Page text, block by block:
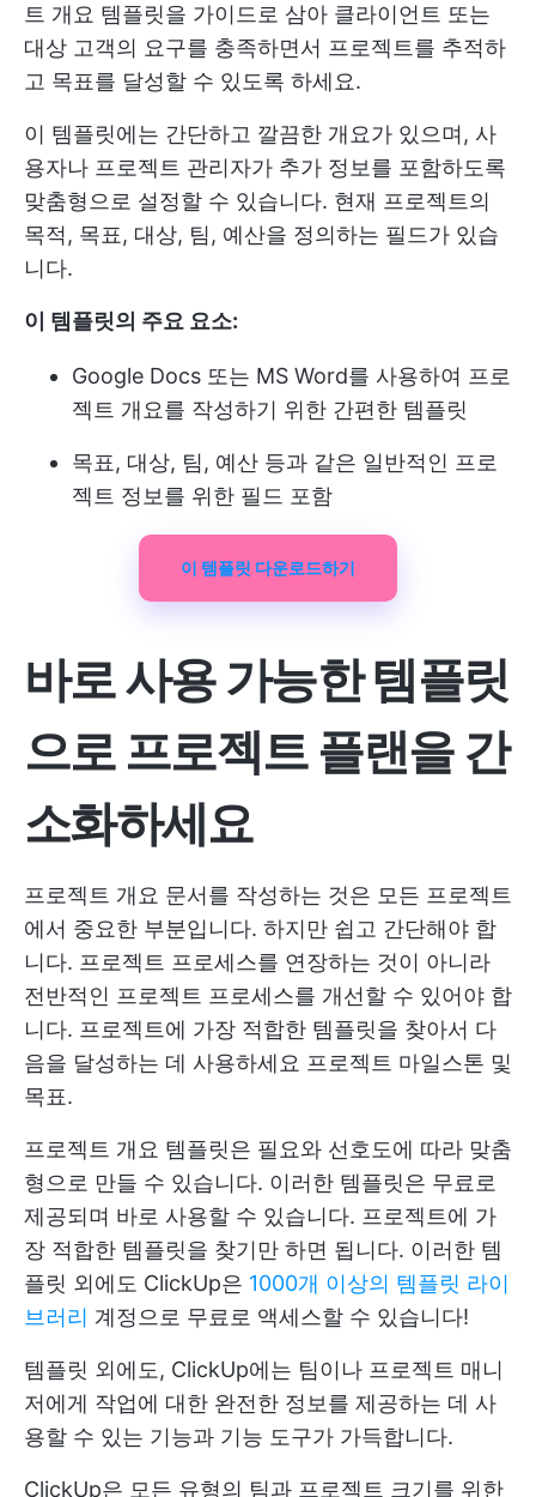
트 개요 템플릿을 가이드로 삼아 클라이언트 또는
대상 고객의 요구를 충족하면서 프로젝트를 추적하
고 목표를 달성할 수 있도록 하세요.
이 템플릿에는 간단하고 깔끔한 개요가 있으며, 사
용자나 프로젝트 관리자가 추가 정보를 포함하도록
맞춤형으로 설정할 수 있습니다. 현재 프로젝트의
목적, 목표, 대상, 팀, 예산을 정의하는 필드가 있습
니다.
이 템플릿의 주요 요소:
Google Docs 또는 MS Word를 사용하여 프로
젝트 개요를 작성하기 위한 간편한 템플릿
목표, 대상, 팀, 예산 등과 같은 일반적인 프로
젝트 정보를 위한 필드 포함
이 템플릿 다운로드하기
바로 사용 가능한 템플릿
으로 프로젝트 플랜을 간
소화하세요
프로젝트 개요 문서를 작성하는 것은 모든 프로젝트
에서 중요한 부분입니다. 하지만 쉽고 간단해야 합
니다. 프로젝트 프로세스를 연장하는 것이 아니라
전반적인 프로젝트 프로세스를 개선할 수 있어야 합
니다. 프로젝트에 가장 적합한 템플릿을 찾아서 다
음을 달성하는 데 사용하세요 프로젝트 마일스톤 및
목표.
프로젝트 개요 템플릿은 필요와 선호도에 따라 맞춤
형으로 만들 수 있습니다. 이러한 템플릿은 무료로
제공되며 바로 사용할 수 있습니다. 프로젝트에 가
장 적합한 템플릿을 찾기만 하면 됩니다. 이러한 템
플릿 외에도 ClickUp은 1000개 이상의 템플릿 라이
브러리 계정으로 무료로 액세스할 수 있습니다!
템플릿 외에도, ClickUp에는 팀이나 프로젝트 매니
저에게 작업에 대한 완전한 정보를 제공하는 데 사
용할 수 있는 기능과 기능 도구가 가득합니다.
ClickUp은 모든 유형의 팀과 프로젝트 크기를 위한